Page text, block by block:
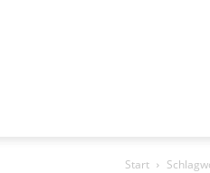
Start